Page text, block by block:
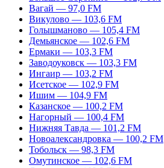
Вагай — 97,0 FM
Викулово — 103,6 FM
Голышманово — 105,4 FM
Демьянское — 102,6 FM
Ермаки — 103,3 FM
Заводоуковск — 103,3 FM
Ингаир — 103,2 FM
Исетское — 102,9 FM
Ишим — 104,9 FM
Казанское — 100,2 FM
Нагорный — 100,4 FM
Нижняя Тавда — 101,2 FM
Новоалександровка — 100,2 FM
Тобольск — 98,3 FM
Омутинское — 102,6 FM